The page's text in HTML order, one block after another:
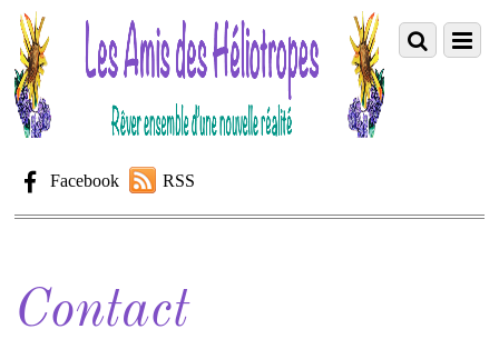
Facebook RSS
Contact